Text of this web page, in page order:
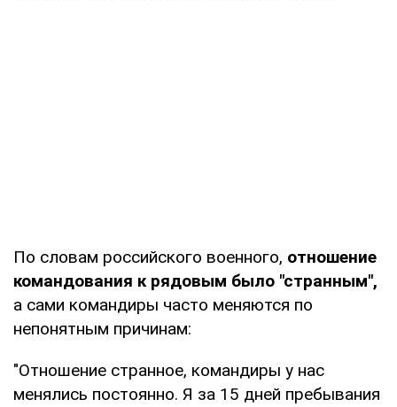
По словам российского военного, отношение
командования к рядовым было "странным",
а сами командиры часто меняются по
непонятным причинам:
"Отношение странное, командиры у нас
менялись постоянно. Я за 15 дней пребывания